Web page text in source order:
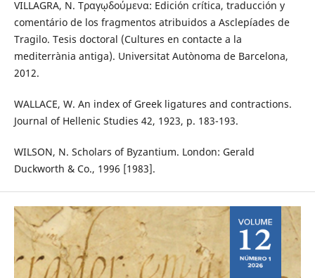
VILLAGRA, N. Τραγῳδούμενα: Edición crítica, traducción y
comentário de los fragmentos atribuidos a Asclepíades de
Tragilo. Tesis doctoral (Cultures en contacte a la
mediterrània antiga). Universitat Autònoma de Barcelona,
2012.
WALLACE, W. An index of Greek ligatures and contractions.
Journal of Hellenic Studies 42, 1923, p. 183-193.
WILSON, N. Scholars of Byzantium. London: Gerald
Duckworth & Co., 1996 [1983].